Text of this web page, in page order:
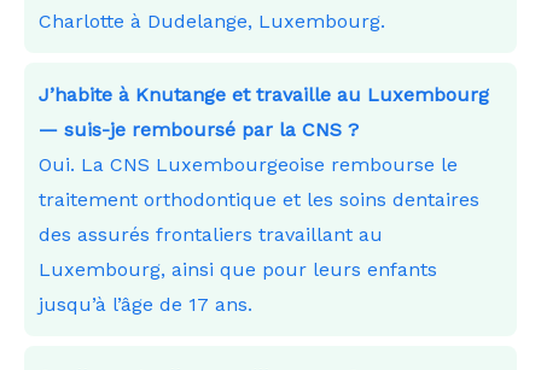
Charlotte à Dudelange, Luxembourg.
J’habite à Knutange et travaille au Luxembourg
— suis-je remboursé par la CNS ?
Oui. La CNS Luxembourgeoise rembourse le
traitement orthodontique et les soins dentaires
des assurés frontaliers travaillant au
Luxembourg, ainsi que pour leurs enfants
jusqu’à l’âge de 17 ans.